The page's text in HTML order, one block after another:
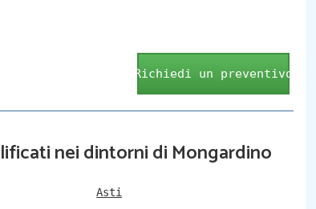
Richiedi un preventivo
nei dintorni di Mongardino
Asti